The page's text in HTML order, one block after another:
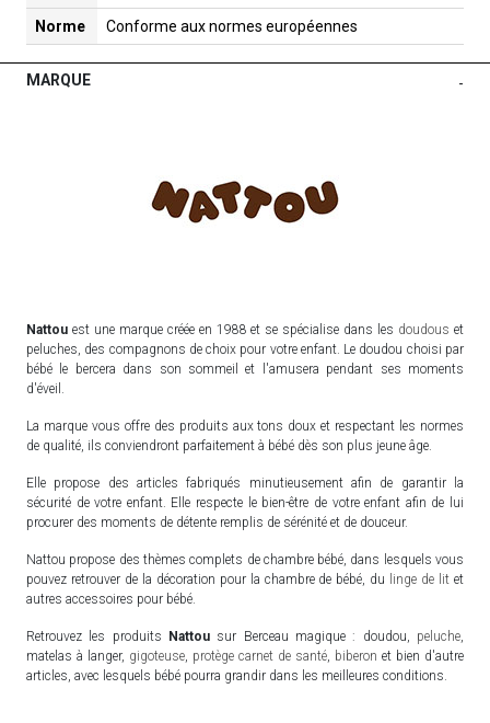
Norme Conforme aux normes européennes
MARQUE -
Nattou est une marque créée en 1988 et se spécialise dans les doudous et
peluches, des compagnons de choix pour votre enfant. Le doudou choisi par
bébé le bercera dans son sommeil et l'amusera pendant ses moments
d'éveil.
La marque vous offre des produits aux tons doux et respectant les normes
de qualité, ils conviendront parfaitement à bébé dès son plus jeune âge.
Elle propose des articles fabriqués minutieusement afin de garantir la
sécurité de votre enfant. Elle respecte le bien-être de votre enfant afin de lui
procurer des moments de détente remplis de sérénité et de douceur.
Nattou propose des thèmes complets de chambre bébé, dans lesquels vous
pouvez retrouver de la décoration pour la chambre de bébé, du
linge de lit et
autres accessoires pour bébé.
Retrouvez les produits Nattou sur Berceau magique : doudou, peluche,
matelas à langer, gigoteuse, protège carnet de santé, biberon et bien d'autre
articles, avec lesquels bébé pourra grandir dans les meilleures conditions.